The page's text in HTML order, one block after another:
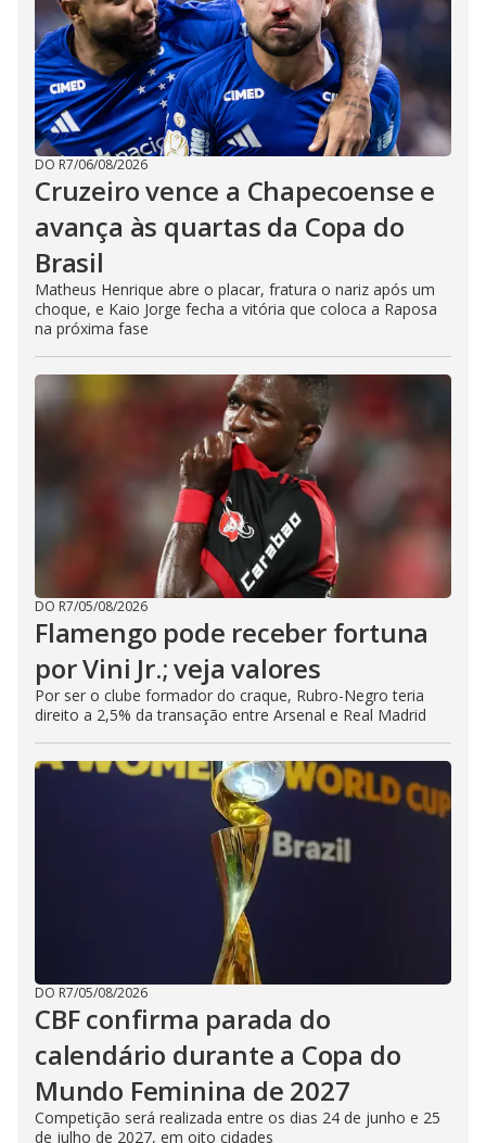
DO R7/06/08/2026
Cruzeiro vence a Chapecoense e
avança às quartas da Copa do
Brasil
Matheus Henrique abre o placar, fratura o nariz após um
choque, e Kaio Jorge fecha a vitória que coloca a Raposa
na próxima fase
DO R7/05/08/2026
Flamengo pode receber fortuna
por Vini Jr.; veja valores
Por ser o clube formador do craque, Rubro-Negro teria
direito a 2,5% da transação entre Arsenal e Real Madrid
DO R7/05/08/2026
CBF confirma parada do
calendário durante a Copa do
Mundo Feminina de 2027
Competição será realizada entre os dias 24 de junho e 25
de julho de 2027, em oito cidades